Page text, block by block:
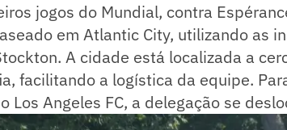
jogos do Mundial, contra
em Atlantic City, utilizando as
A cidade está localizada a
facilitando a logística da equipe.
Los Angeles FC, a delegação se